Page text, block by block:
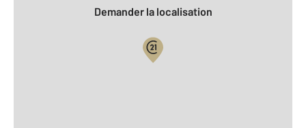
Demander la localisation